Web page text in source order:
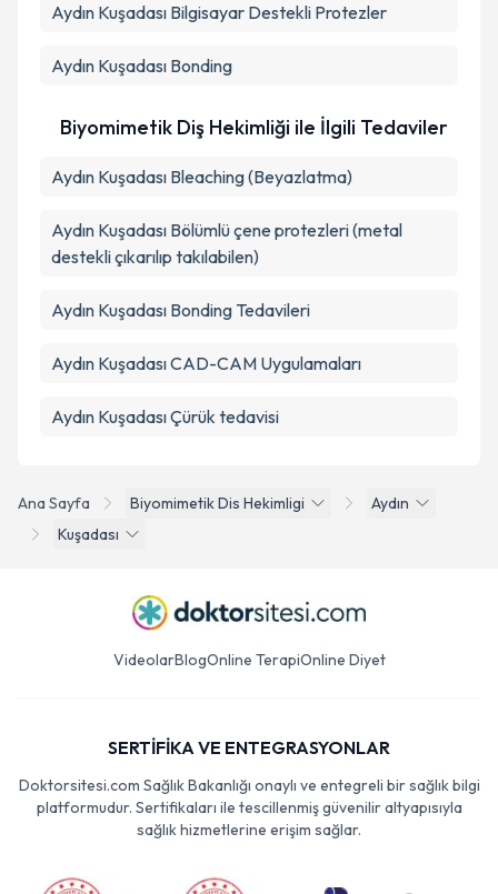
Ana Sayfa Biyomimetik Dis Hekimligi
Aydın
Kuşadası
Aydın Kuşadası Bilgisayar Destekli Protezler
Aydın Kuşadası Bonding
Biyomimetik Diş Hekimliği ile İlgili Tedaviler
Aydın Kuşadası Bleaching (Beyazlatma)
Aydın Kuşadası Bölümlü çene protezleri (metal
destekli çıkarılıp takılabilen)
Aydın Kuşadası Bonding Tedavileri
Aydın Kuşadası CAD-CAM Uygulamaları
Aydın Kuşadası Çürük tedavisi
VideolarBlogOnline TerapiOnline Diyet
SERTİFİKA VE ENTEGRASYONLAR
Doktorsitesi.com Sağlık Bakanlığı onaylı ve entegreli bir sağlık bilgi
platformudur. Sertifikaları ile tescillenmiş güvenilir altyapısıyla
sağlık hizmetlerine erişim sağlar.